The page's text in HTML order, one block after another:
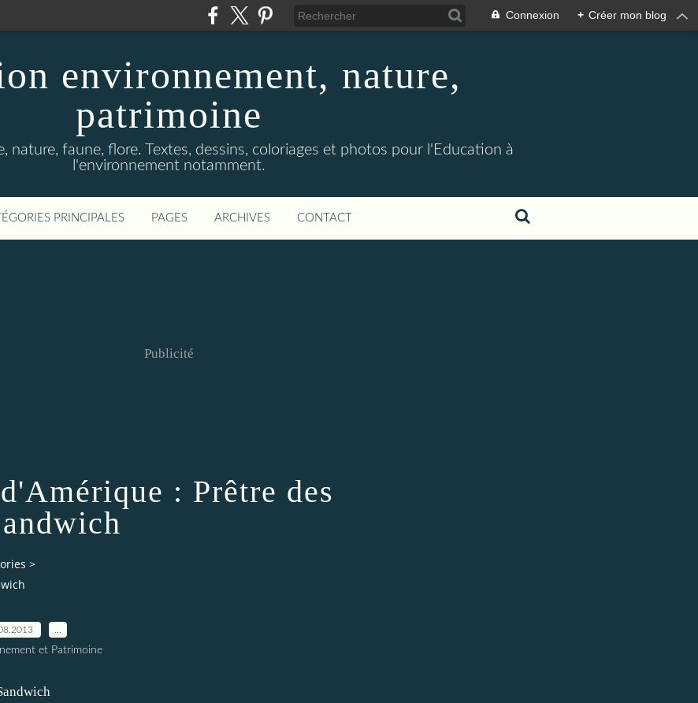
Connexion + Créer mon blog
environnement, nature,
patrimoine
nature, faune, flore. Textes, dessins, coloriages et photos pour l'Education à
l'environnement notamment.
PRINCIPALES PAGES ARCHIVES CONTACT
Publicité
: Prêtre des
>
et Patrimoine